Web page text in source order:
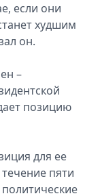
если они
худшим
он.
–
позицию
для ее
пяти